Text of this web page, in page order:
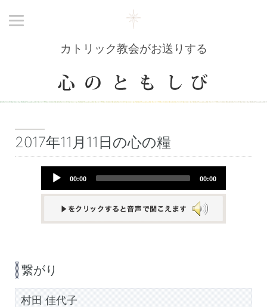
カトリック教会がお送りする
2017年11月11日の心の糧
Audio
00:00 00:00
繋がり
村田 佳代子